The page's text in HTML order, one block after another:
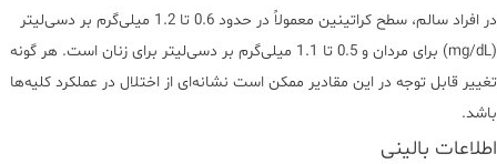
در افراد سالم، سطح کراتینین معمولاً در حدود 0.6 تا 1.2 میلی‌گرم بر دسی‌لیتر
(mg/dL) برای مردان و 0.5 تا 1.1 میلی‌گرم بر دسی‌لیتر برای زنان است. هر گونه
تغییر قابل توجه در این مقادیر ممکن است نشانه‌ای از اختلال در عملکرد کلیه‌ها
باشد.
اطلاعات بالینی